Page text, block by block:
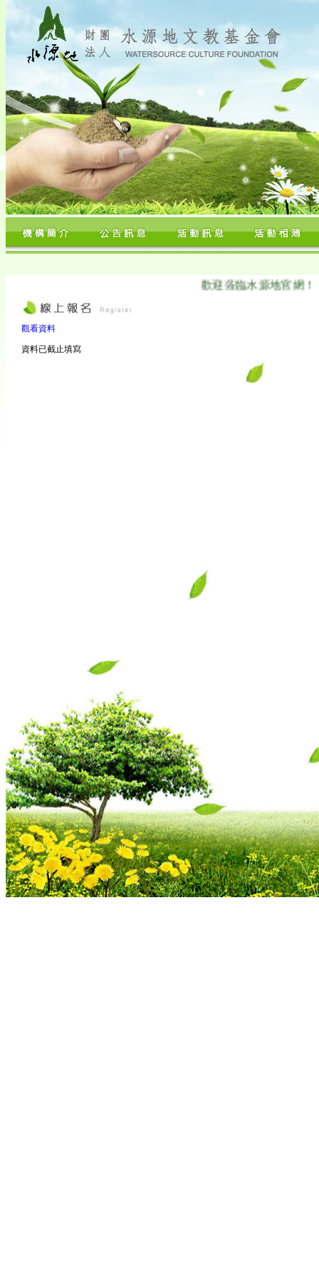
觀看資料
資料已截止填寫